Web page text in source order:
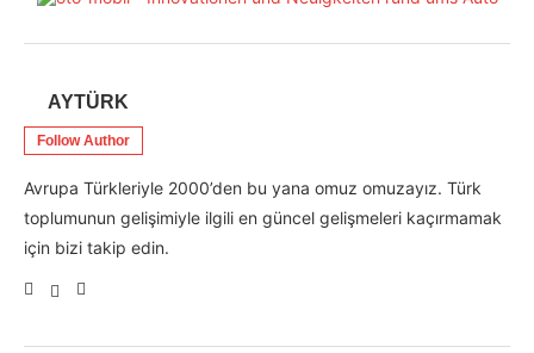
AYTÜRK
Follow Author
Avrupa Türkleriyle 2000’den bu yana omuz omuzayız. Türk
toplumunun gelişimiyle ilgili en güncel gelişmeleri kaçırmamak
için bizi takip edin.